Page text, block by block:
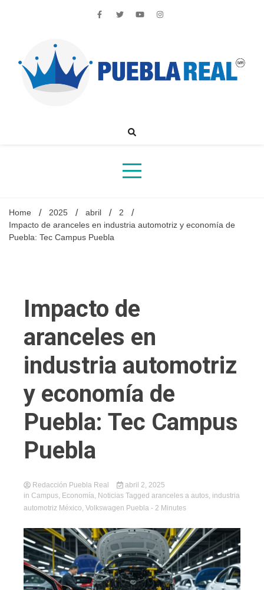
Noticias de actualidad de Puebla, México y el mundo
Home 2025 abril
2
Impacto de aranceles en industria automotriz y economía de
Puebla: Tec Campus Puebla
Impacto de
aranceles en
industria automotriz
y economía de
Puebla: Tec Campus
Puebla
Redacción Puebla Real
abril 2, 2025
in Campus, Economía, Noticias Tagged aranceles a autos, industria
automotriz México, Volkswagen Puebla - 2 Minutes